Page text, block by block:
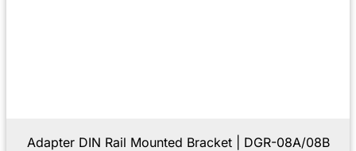
Adapter DIN Rail Mounted Bracket | DGR-08A/08B